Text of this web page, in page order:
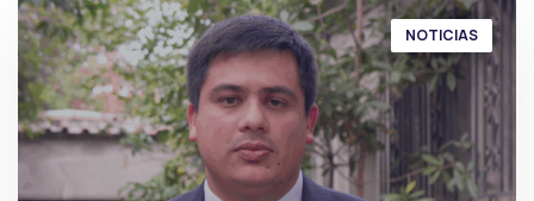
NOTICIAS